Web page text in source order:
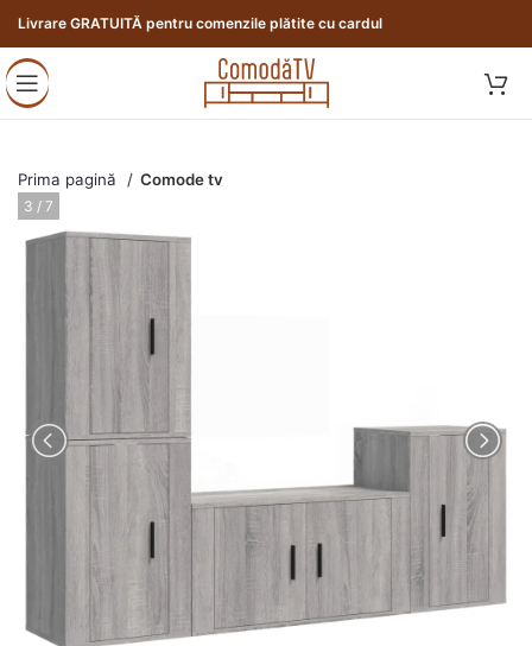
Livrare GRATUITĂ pentru comenzile plătite cu cardul
Prima pagină Comode tv
3 / 7